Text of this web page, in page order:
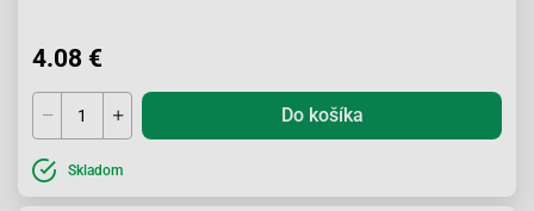
4.08 €
Do košíka
Skladom